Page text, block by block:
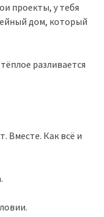
проекты, у тебя
дом, который
разливается
Вместе. Как всё и